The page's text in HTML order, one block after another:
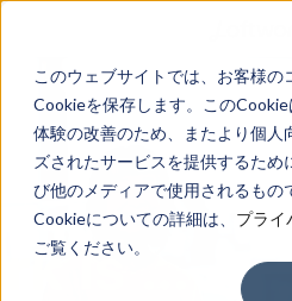
このウェブサイトでは、お客様の
Cookieを保存します。このCookie
体験の改善のため、またより個人
ズされたサービスを提供するため
び他のメディアで使用されるもの
Cookieについての詳細は、 プライ
ご覧ください。